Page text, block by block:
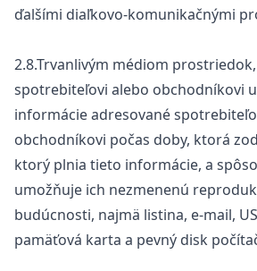
ďalšími diaľkovo-komunikačnými
2.8.Trvanlivým médiom
spotrebiteľovi alebo obchodníkovi
informácie adresované
obchodníkovi počas doby, ktorá
ktorý plnia tieto informácie, a
umožňuje ich nezmenenú
budúcnosti, najmä listina, e-mail,
pamäťová karta a pevný disk